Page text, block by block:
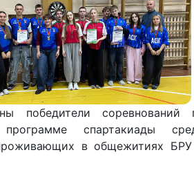
победители соревнований
спартакиады
в общежитиях